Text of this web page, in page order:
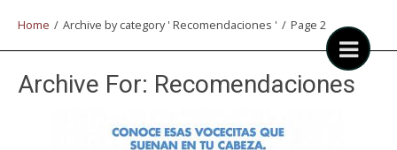
Home / Archive by category ' Recomendaciones ' / Page 2
Archive For: Recomendaciones